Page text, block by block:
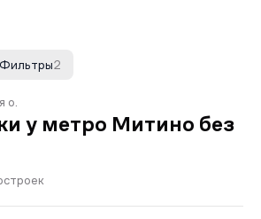
2
Фильтры
о.
у метро Митино без